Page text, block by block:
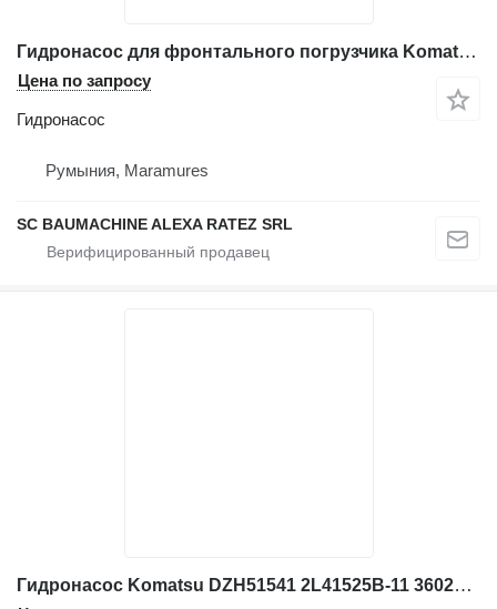
Гидронасос для фронтального погрузчика Komatsu WA320
Цена по запросу
Гидронасос
Румыния, Maramures
SC BAUMACHINE ALEXA RATEZ SRL
Гидронасос Komatsu DZH51541 2L41525B-11 3602T 708-2l-41 для экскаватора